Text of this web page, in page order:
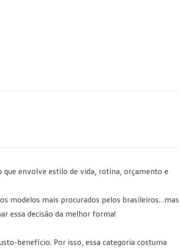
que envolve estilo de vida, rotina, orçamento e
modelos mais procurados pelos brasileiros…mas
essa decisão da melhor forma!
benefício. Por isso, essa categoria costuma